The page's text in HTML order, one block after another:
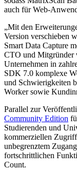
auch für Web-
„Mit den
Version verschieben
Smart Data Capture
CTO und Mitgründer
Unternehmen in
SDK 7.0 komplexe
und Schwierigkeiten
Worker sowie
Parallel zur
Community Edition
Studierenden und
kommerziellen
unbegrenztem
fortschrittlichen
Count.